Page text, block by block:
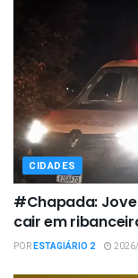
CIDADES
#Chapada:
cair em
PORESTAGIÁRIO 2